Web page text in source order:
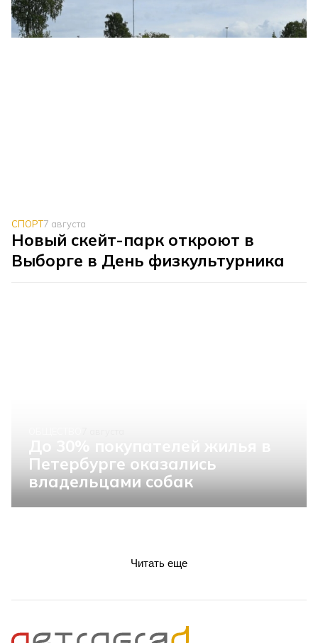
СПОРТ7 августа
Новый скейт-парк откроют в
Выборге в День физкультурника
Петербурге оказались
владельцами собак
Читать еще